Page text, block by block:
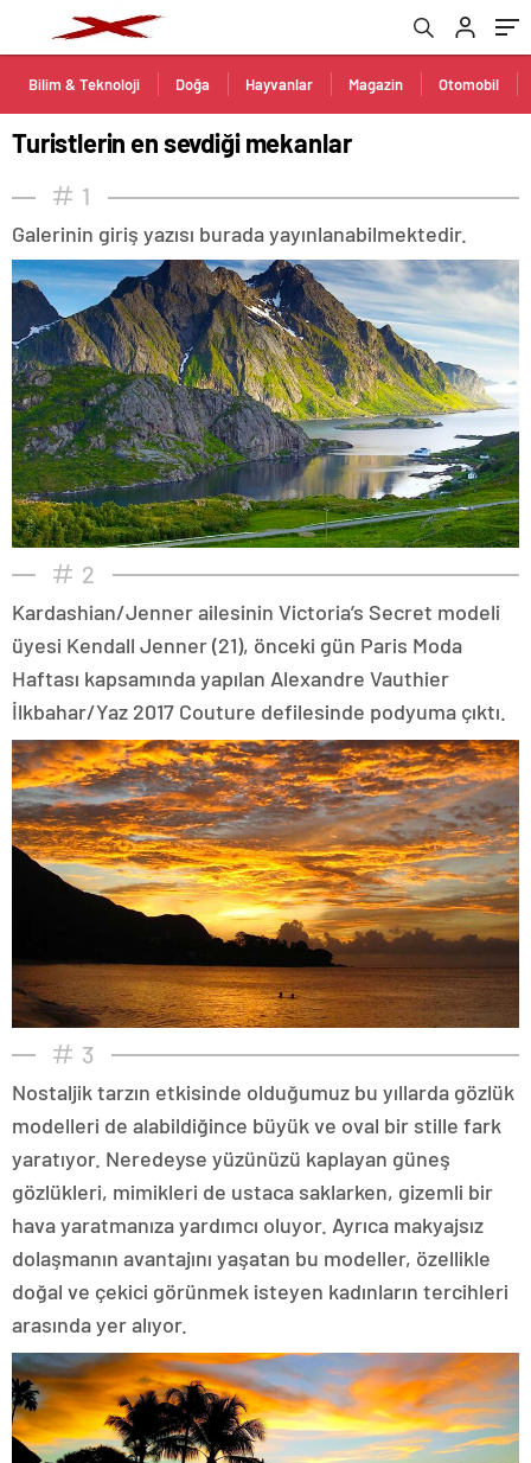
Bilim & Teknoloji Doğa Hayvanlar Magazin Otomobil
Turistlerin en sevdiği mekanlar
1
Galerinin giriş yazısı burada yayınlanabilmektedir.
2
Kardashian/Jenner ailesinin Victoria’s Secret modeli
üyesi Kendall Jenner (21), önceki gün Paris Moda
Haftası kapsamında yapılan Alexandre Vauthier
İlkbahar/Yaz 2017 Couture defilesinde podyuma çıktı.
3
Nostaljik tarzın etkisinde olduğumuz bu yıllarda gözlük
modelleri de alabildiğince büyük ve oval bir stille fark
yaratıyor. Neredeyse yüzünüzü kaplayan güneş
gözlükleri, mimikleri de ustaca saklarken, gizemli bir
hava yaratmanıza yardımcı oluyor. Ayrıca makyajsız
dolaşmanın avantajını yaşatan bu modeller, özellikle
doğal ve çekici görünmek isteyen kadınların tercihleri
arasında yer alıyor.